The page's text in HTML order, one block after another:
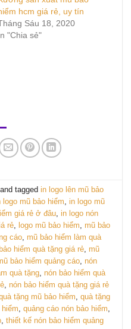
hcm giá rẻ, uy tín
Sáu 18, 2020
"Chia sẻ"
and taggedin logo lên mũ bảo
logo mũ bảo hiểm,in logo mũ
giá rẻ ở đâu,in logo nón
rẻ, logo mũ bảo hiểm,mũ bảo
cáo,mũ bảo hiểm làm quà
hiểm quà tặng giá rẻ,mũ
bảo hiểm quảng cáo,nón
quà tặng,nón bảo hiểm quà
,nón bảo hiểm quà tặng giá rẻ
tặng mũ bảo hiểm,quà tặng
,quảng cáo nón bảo hiểm,
,thiết kế nón bảo hiểm quảng